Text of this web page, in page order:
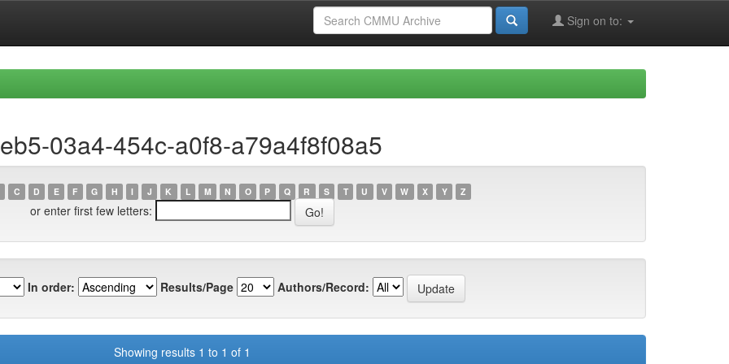
Sign on to:
03a4-454c-a0f8-a79a4f8f08a5
C D E F G H I J K L M N O P Q R S T U V W X Y Z
or enter first few letters:
In order: Results/Page Authors/Record:
Showing results 1 to 1 of 1